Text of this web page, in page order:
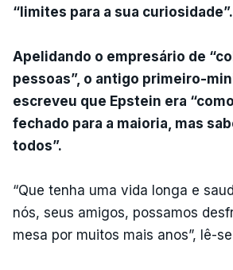
“limites para a sua curiosidade”.
Apelidando o empresário de
pessoas”, o antigo primeiro-
escreveu que Epstein era
fechado para a maioria, mas
todos”.
“Que tenha uma vida longa e
nós, seus amigos, possamos
mesa por muitos mais anos”, lê-